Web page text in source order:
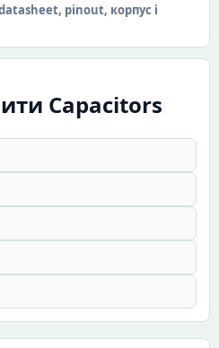
pinout, корпус і
Capacitors